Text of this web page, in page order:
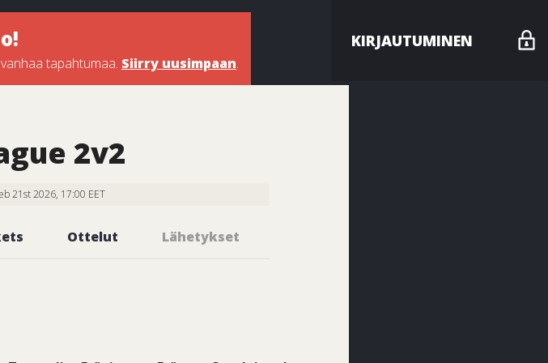
tapahtumaa. Siirry uusimpaan.
KIRJAUTUMINEN
2v2
21st 2026, 17:00 EET
Ottelut Lähetykset